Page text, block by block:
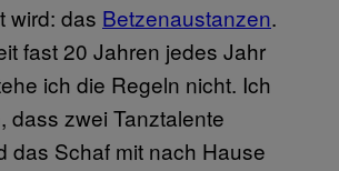
wird: das Betzenaustanzen.
fast 20 Jahren jedes Jahr
ich die Regeln nicht. Ich
dass zwei Tanztalente
das Schaf mit nach Hause